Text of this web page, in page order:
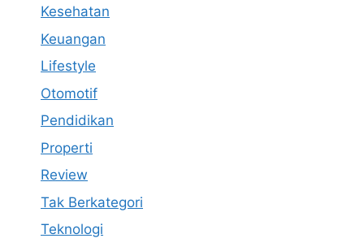
Kesehatan
Keuangan
Lifestyle
Otomotif
Pendidikan
Properti
Review
Tak Berkategori
Teknologi